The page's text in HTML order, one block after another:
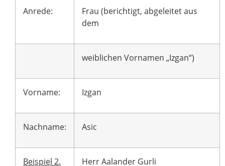
Anrede:
Frau (berichtigt, abgeleitet aus
dem
weiblichen Vornamen „Izgan“)
Vorname: Izgan
Nachname: Asic
Beispiel 2. Herr Aalander Gurli